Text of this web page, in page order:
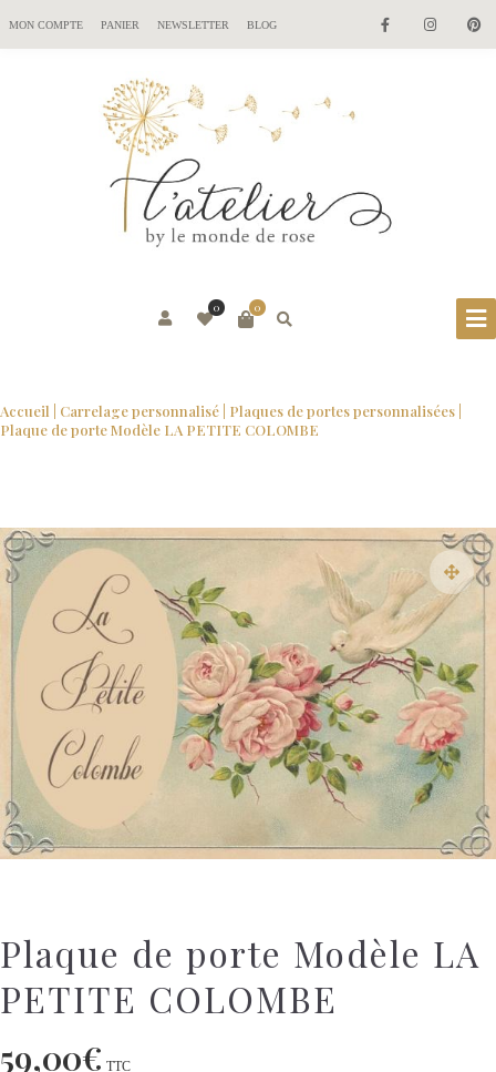
MON COMPTE PANIER NEWSLETTER BLOG
0
0
Accueil Carrelage personnalisé Plaques de portes personnalisées
Plaque de porte Modèle LA PETITE COLOMBE
Plaque de porte Modèle LA
PETITE COLOMBE
59,00€ TTC